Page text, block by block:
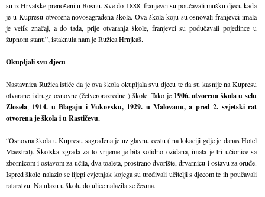
su iz Hrvatske prenošeni u Bosnu. Sve do 1888. franjevci su poučavali mušku djecu kada
je u Kupresu otvorena novosagrađena škola. Ova škola koju su osnovali franjevci imala
je velik značaj, a do tada, prije otvaranja škole, franjevci su podučavali pojedince u
župnom stanu”, istaknula nam je Ružica Hrnjkaš.
Okupljali svu djecu
Nastavnica Ružica ističe da je ova škola okupljala svu djecu te da su kasnije na Kupresu
otvarane i druge osnovne (četverorazredne ) škole. Tako je 1906. otvorena škola u selu
Zlosela, 1914. u Blagaju i Vukovsku, 1929. u Malovanu, a pred 2. svjetski rat
otvorena je škola i u Rastičevu.
“Osnovna škola u Kupresu sagrađena je uz glavnu cestu ( na lokaciji gdje je danas Hotel
Maestral). Školska zgrada za to vrijeme je bila solidno ozidana, imala je tri učionice sa
zbornicom i ostavom za učila, dva toaleta, prostrano dvorište, drvarnicu i ostavu za oruđe.
Ispred škole nalazio se lijepi cvjetnjak kojega su uređivali učitelji s djecom te ih poučavali
ratarstvu. Na ulazu u školu do ulice nalazila se česma.